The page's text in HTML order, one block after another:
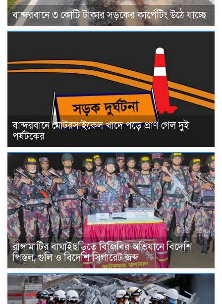
বান্দরবানে ৩ কোটি টাকার সড়কের কার্পেটিং উঠে যাচ্ছে
বান্দরবানে মোটরসাইকেল খাদে পড়ে প্রাণ গেল দুই
পর্যটকের
রাঙ্গামাটির বাঘাইছড়িতে বিজিবির অভিযানে বিদেশি
পিস্তল, গুলি ও বিদেশি সিগারেট জব্দ